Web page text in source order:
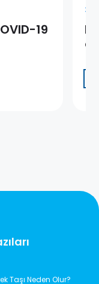
19
20
Taşı Neden Olur?